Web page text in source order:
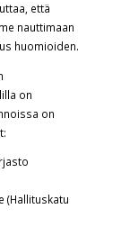
että
nauttimaan
huomioiden.
on
on
(Hallituskatu